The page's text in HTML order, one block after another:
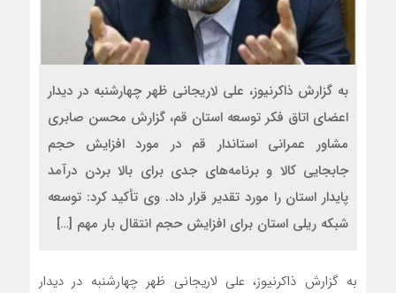
به گزارش ذاکرنیوز، علی لاریجانی ظهر چهارشنبه در دیدار
اعضای اتاق فکر توسعه استان قم، گزارش محسن صابری
مشاور عمرانی استاندار قم در مورد افزایش حجم
جابجایی کالا و برنامه‌های جدی برای بالا بردن درآمد
پایدار استان را مورد تقدیر قرار داد. وی تأکید کرد: توسعه
شبکه ریلی استان برای افزایش حجم انتقال بار مهم […]
به گزارش ذاکرنیوز، علی لاریجانی ظهر چهارشنبه در دیدار